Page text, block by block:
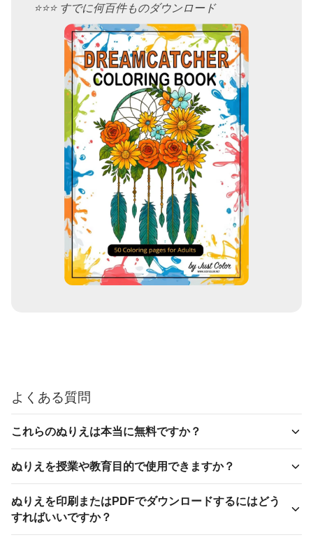
⭐️⭐️⭐️ すでに何百件ものダウンロード
よくある質問
これらのぬりえは本当に無料ですか？
ぬりえを授業や教育目的で使用できますか？
ぬりえを印刷またはPDFでダウンロードするにはどう
すればいいですか？